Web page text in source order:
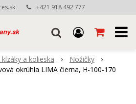
+421 918 492 777
a kolieska
Nožičky
okrúhla LIMA čierna, H-100-170